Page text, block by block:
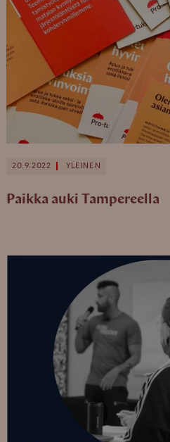
20.9.2022 YLEINEN
Paikka auki Tampereella